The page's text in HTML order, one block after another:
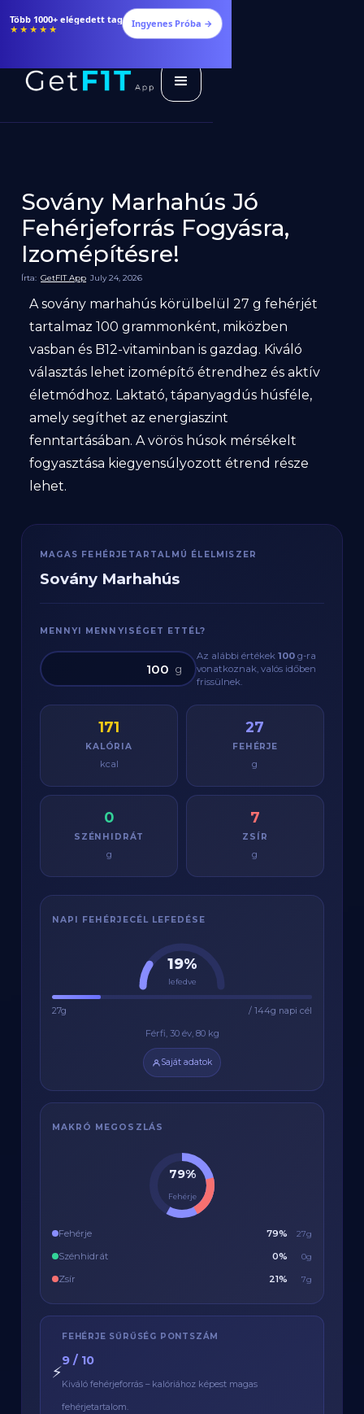
Több 1000+ elégedett tag
★★★★★ Ingyenes Próba →
Sovány Marhahús Jó
Fehérjeforrás Fogyásra,
Izomépítésre!
Írta: GetFIT App July 24, 2026
A sovány marhahús körülbelül 27 g fehérjét
tartalmaz 100 grammonként, miközben
vasban és B12-vitaminban is gazdag. Kiváló
választás lehet izomépítő étrendhez és aktív
életmódhoz. Laktató, tápanyagdús húsféle,
amely segíthet az energiaszint
fenntartásában. A vörös húsok mérsékelt
fogyasztása kiegyensúlyozott étrend része
lehet.
MAGAS FEHÉRJETARTALMÚ ÉLELMISZER
Sovány Marhahús
MENNYI MENNYISÉGET ETTÉL?
g
Az alábbi értékek 100 g-ra
vonatkoznak, valós időben
frissülnek.
171
KALÓRIA
kcal
27
FEHÉRJE
g
0
SZÉNHIDRÁT
g
7
ZSÍR
g
NAPI FEHÉRJECÉL LEFEDÉSE
19%
lefedve
27g
/ 144g napi cél
Férfi, 30 év, 80 kg
Saját adatok
MAKRÓ MEGOSZLÁS
79%
Fehérje
Fehérje 79% 27g
Szénhidrát 0% 0g
Zsír 21% 7g
⚡
FEHÉRJE SŰRŰSÉG PONTSZÁM
9 / 10
Kiváló fehérjeforrás – kalóriához képest magas
fehérjetartalom.